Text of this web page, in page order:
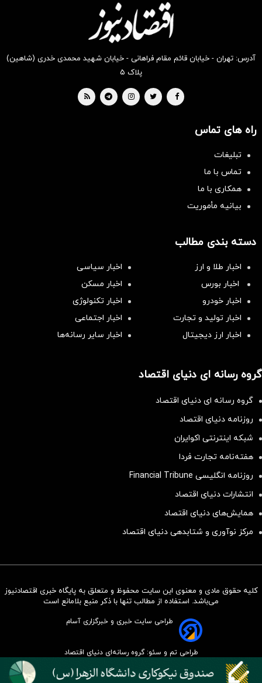
سرمایه‌گذاری همسنگ با شاخص
بخر!
بخر !
آدرس: تهران - خیابان قائم مقام فراهانی - خیابان شهید محمدی خدری (شاهین)
پلاک ۵
راه های تماس
تبلیغات
تماس با ما
همکاری با ما
بیانیه مأموریت
دسته بندی مطالب
اخبار طلا و ارز
اخبار سیاسی
اخبار بورس
اخبار مسکن
اخبار خودرو
اخبار تکنولوژی
اخبار تولید و تجارت
اخبار اجتماعی
اخبار ارز دیجیتال
اخبار سایر رسانه‌‌ها
گروه رسانه ای دنیای اقتصاد
گروه رسانه ای دنیای اقتصاد
روزنامه دنیای اقتصاد
شبکه اینترنتی اکوایران
هفته‌نامه تجارت فردا
روزنامه انگلیسی Financial Tribune
انتشارات دنیای اقتصاد
همایش‌های دنیای اقتصاد
مرکز نوآوری و شتابدهی دنیای اقتصاد
کلیه حقوق مادی و معنوی این سایت محفوظ و متعلق به پایگاه خبری اقتصادنیوز
می‌باشد. استفاده از مطالب تنها با ذکر منبع بلامانع است
طراحی سایت خبری و خبرگزاری آسام
طراحی تم و سئو: گروه رسانه‌ای دنیای اقتصاد